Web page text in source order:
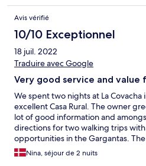
Avis vérifié
10/10 Exceptionnel
18 juil. 2022
Traduire avec Google
Very good service and value
We spent two nights at La Covacha
excellent Casa Rural. The owner
lot of good information and
directions for two walking trips
opportunities in the Gargantas.
the mini pond with frogs. The large
breakfast was good as well.
Nina, séjour de 2 nuits